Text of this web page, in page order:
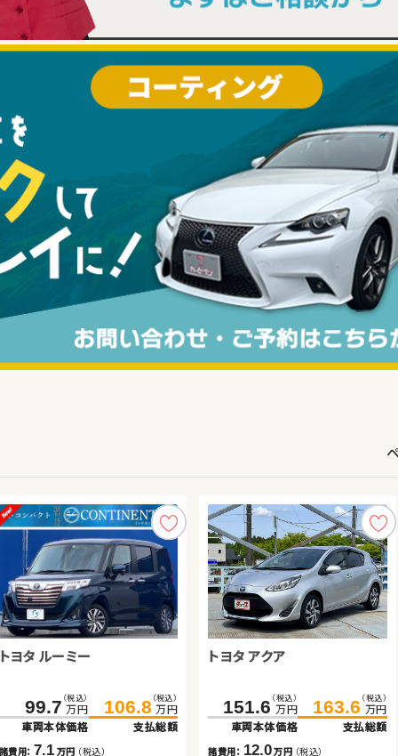
ヨタ ルーミー
99.7 （税込）
万円
車両本体価格
106.8 （税込）
万円
支払総額
費用： 7.1 万円 （税込）
トヨタ アクア
151.6 （税込）
万円
車両本体価格
163.6 （税込）
万円
支払総額
諸費用： 12.0万円 （税込）
ヨタ ヴェルファイア
239.0 250.5
ホンダ フィット ハイブリッド
90.1 （税込）
万円
車両本体価格
98.8 （税込）
万円
支払総額
諸費用： 8.7 万円（税込）
ヨタ ヴェルファイア ハイブ
584.5 （税込）
万円
車両本体価格
599.8 （税込）
万円
支払総額
費用： 15.3万円（税込）
トヨタ ノア ハイブリッド
168.0 （税込）
万円
車両本体価格
181.0 （税込）
万円
支払総額
諸費用： 13.0万円 （税込）
イハツ タント
89.6
ホンダ フリード＋
118.0 （税込）
万円
車両本体価格
128.8 （税込）
万円
支払総額
諸費用： 10.8万円 （税込）